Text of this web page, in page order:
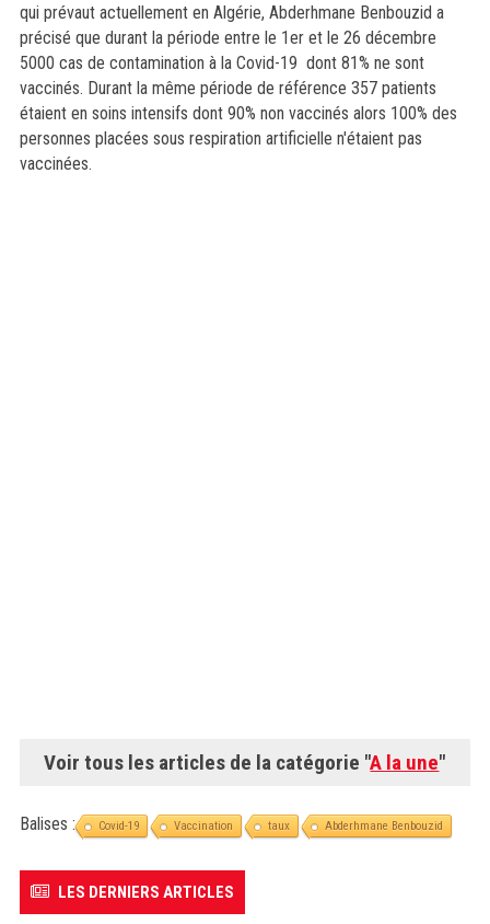
qui prévaut actuellement en Algérie, Abderhmane Benbouzid a
précisé que durant la période entre le 1er et le 26 décembre
5000 cas de contamination à la Covid-19 dont 81% ne sont
vaccinés. Durant la même période de référence 357 patients
étaient en soins intensifs dont 90% non vaccinés alors 100% des
personnes placées sous respiration artificielle n'étaient pas
vaccinées.
Voir tous les articles de la catégorie "A la une"
Balises : Covid-19 Vaccination taux Abderhmane Benbouzid
LES DERNIERS ARTICLES